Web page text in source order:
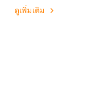
ดูเพิ่มเติม